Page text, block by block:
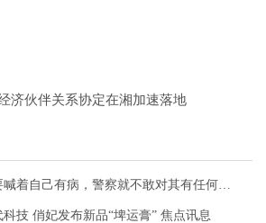
济伙伴关系协定在湘加速落地
闹事的老人，只要喊着自己有病，警察就不敢对其有任何的动作 环球快讯
技 俏妃发布新品“埤运膏” 焦点讯息